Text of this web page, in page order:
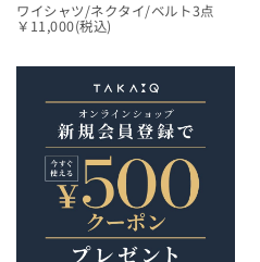
ワイシャツ/ネクタイ/ベルト3点
￥11,000(税込)